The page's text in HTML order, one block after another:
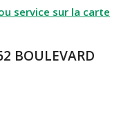
service sur la carte
BOULEVARD